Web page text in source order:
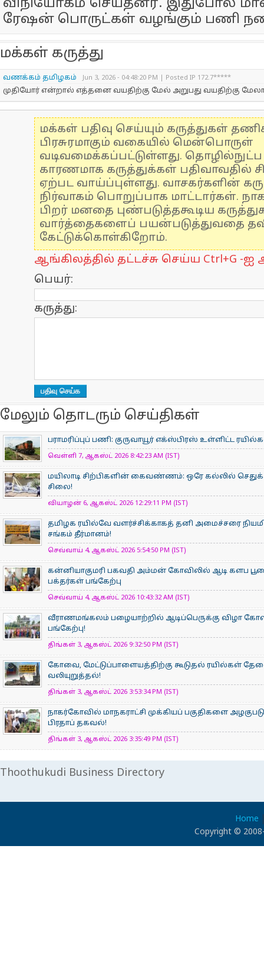
விநியோகம் செய்தனர். இதுபோல்
ரேஷன் பொருட்கள் வழங்கும் பணி
மக்கள் கருத்து
வணக்கம் தமிழகம்
Jun 3, 2026 - 04:48:20 PM | Posted IP 172.7*****
முதியோர் என்றால் எத்தனை வயதிற்கு மேல் அறுபது வயதிற்கு
மக்கள் பதிவு செய்யும் கருத்துகள்
பிரசுரமாகும் வகையில் மென்பொருள்
வடிவமைக்கப்பட்டுள்ளது.
காரணமாக கருத்துக்கள் பதிவாவதில்
ஏற்பட வாய்ப்புள்ளது. வாசகர்களின்
நிர்வாகம் பொறுப்பாக மாட்டார்கள்.
பிறர் மனதை புண்படுத்தகூடிய
வார்த்தைகளைப் பயன்படுத்துவதை
கேட்டுக்கொள்கிறோம்.
ஆங்கிலத்தில் தட்டச்சு செய்ய Ctrl+G -ஐ
பெயர்:
கருத்து:
மேலும் தொடரும் செய்திகள்
பராமரிப்புப் பணி: குருவாயூர் எக்ஸ்பிரஸ் உள்ளிட்ட
வெள்ளி 7, ஆகஸ்ட் 2026 8:42:23 AM (IST)
மயிலாடி சிற்பிகளின் கைவண்ணம்: ஒரே கல்லில்
சிலை!
வியாழன் 6, ஆகஸ்ட் 2026 12:29:11 PM (IST)
தமிழக ரயில்வே வளர்ச்சிக்காகத் தனி அமைச்சரை
சங்கம் தீர்மானம்!
செவ்வாய் 4, ஆகஸ்ட் 2026 5:54:50 PM (IST)
கன்னியாகுமரி பகவதி அம்மன் கோவிலில் ஆடி களப
பக்தர்கள் பங்கேற்பு
செவ்வாய் 4, ஆகஸ்ட் 2026 10:43:32 AM (IST)
வீராணமங்கலம் பழையாற்றில் ஆடிப்பெருக்கு விழா
பங்கேற்பு!
திங்கள் 3, ஆகஸ்ட் 2026 9:32:50 PM (IST)
கோவை, மேட்டுப்பாளையத்திற்கு கூடுதல் ரயில்கள்
வலியுறுத்தல்!
திங்கள் 3, ஆகஸ்ட் 2026 3:53:34 PM (IST)
நாகர்கோவில் மாநகராட்சி முக்கியப் பகுதிகளை
பிரதாப் தகவல்!
திங்கள் 3, ஆகஸ்ட் 2026 3:35:49 PM (IST)
Thoothukudi Business Directory
Home
Copyright ©